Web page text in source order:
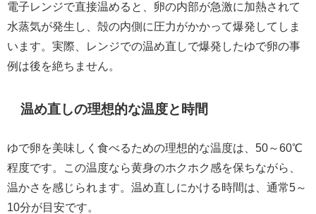
電子レンジで直接温めると、卵の内部が急激に加熱されて
水蒸気が発生し、殻の内側に圧力がかかって爆発してしま
います。実際、レンジでの温め直しで爆発したゆで卵の事
例は後を絶ちません。
温め直しの理想的な温度と時間
ゆで卵を美味しく食べるための理想的な温度は、50～60℃
程度です。この温度なら黄身のホクホク感を保ちながら、
温かさを感じられます。温め直しにかける時間は、通常5～
10分が目安です。